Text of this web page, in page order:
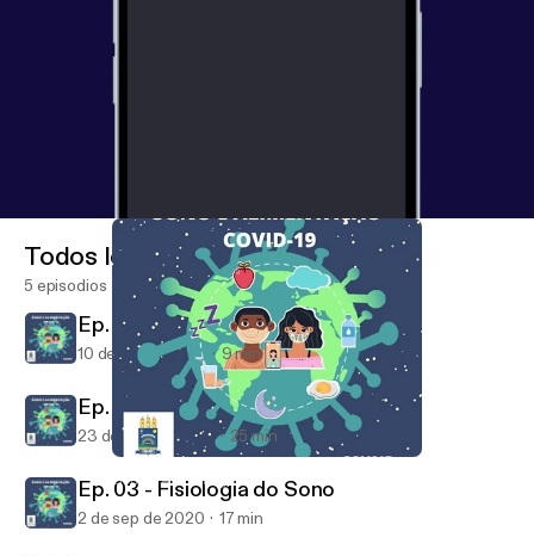
Sono e Alimentação
Todos los episodios
5 episodios
Ep. 05 - Alimentação Saudável
10 de dic de 2020 9 min
Ep. 04 - Rotina de Estudos e Sono
23 de sep de 2020 25 min
Ep. 03 - Fisiologia do Sono
2 de sep de 2020 17 min